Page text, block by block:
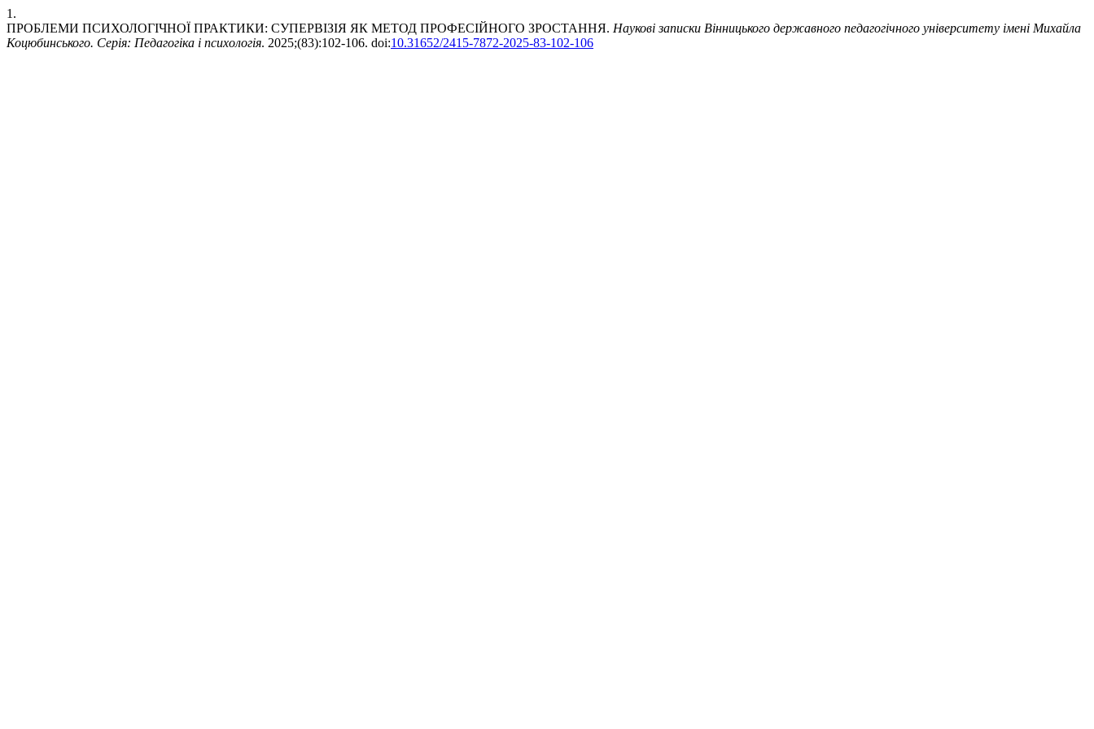
1.
ПРОБЛЕМИ ПСИХОЛОГІЧНОЇ ПРАКТИКИ: СУПЕРВІЗІЯ ЯК МЕТОД ПРОФЕСІЙНОГО ЗРОСТАННЯ. Наукові записки Вінницького державного педагогічного університету імені Михайла
Коцюбинського. Серія: Педагогіка і психологія. 2025;(83):102-106. doi:10.31652/2415-7872-2025-83-102-106